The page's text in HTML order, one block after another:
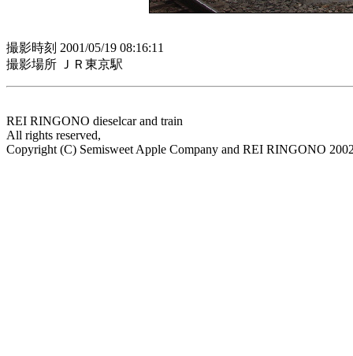
撮影時刻 2001/05/19 08:16:11
撮影場所 ＪＲ東京駅
REI RINGONO dieselcar and train
All rights reserved,
Copyright (C) Semisweet Apple Company and REI RINGONO